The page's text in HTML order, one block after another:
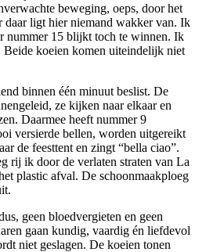
beweging, oeps, door het
daar ligt hier niemand wakker van. Ik
nummer 15 blijkt toch te winnen. Ik
Beide koeien komen uiteindelijk niet
binnen één minuut beslist. De
ze kijken naar elkaar en
Daarmee heeft nummer 9
versierde bellen, worden uitgereikt
de feesttent en zingt “bella ciao”.
rij ik door de verlaten straten van La
plastic afval. De schoonmaakploeg
geen bloedvergieten en geen
gaan kundig, vaardig én liefdevol
niet geslagen. De koeien tonen